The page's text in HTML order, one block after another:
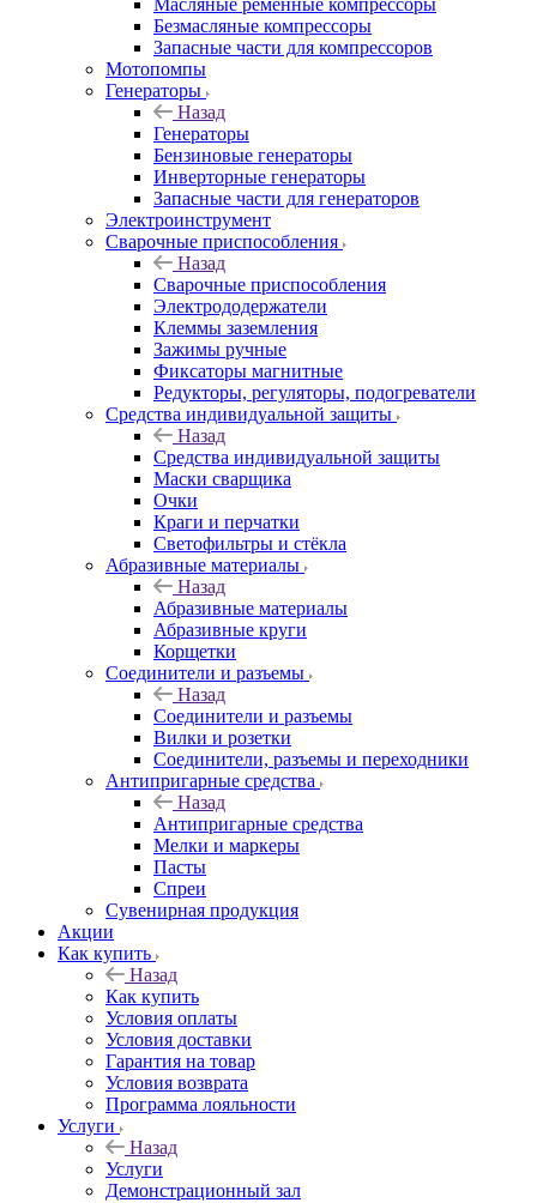
Масляные ременные компрессоры
Безмасляные компрессоры
Запасные части для компрессоров
Мотопомпы
Генераторы
Назад
Генераторы
Бензиновые генераторы
Инверторные генераторы
Запасные части для генераторов
Электроинструмент
Сварочные приспособления
Назад
Сварочные приспособления
Электрододержатели
Клеммы заземления
Зажимы ручные
Фиксаторы магнитные
Редукторы, регуляторы, подогреватели
Средства индивидуальной защиты
Назад
Средства индивидуальной защиты
Маски сварщика
Очки
Краги и перчатки
Светофильтры и стёкла
Абразивные материалы
Назад
Абразивные материалы
Абразивные круги
Корщетки
Соединители и разъемы
Назад
Соединители и разъемы
Вилки и розетки
Соединители, разъемы и переходники
Антипригарные средства
Назад
Антипригарные средства
Мелки и маркеры
Пасты
Спреи
Сувенирная продукция
Акции
Как купить
Назад
Как купить
Условия оплаты
Условия доставки
Гарантия на товар
Условия возврата
Программа лояльности
Услуги
Назад
Услуги
Демонстрационный зал